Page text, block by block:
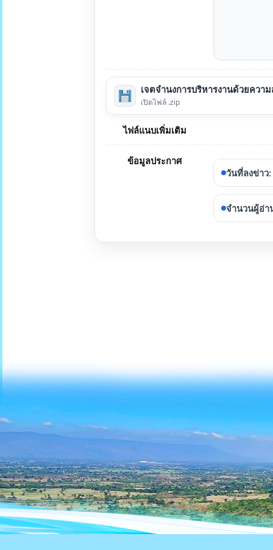
เจตจำนงการบริหารงานด้วยควา
เปิดไฟล์ .zip
ไฟล์แนบเพิ่มเติม
ข้อมูลประกาศ
วันที่ลงข่าว
จำนวนผู้อ่า